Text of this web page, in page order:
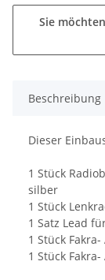
Sie
Beschreibung
Dieser
1 Stück
silber
1 Stück
1 Satz Lead
1 Stück
1 Stück